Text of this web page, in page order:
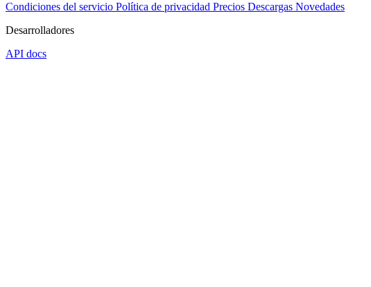
Condiciones del servicio Política de privacidad Precios Descargas Novedades
Desarrolladores
API docs